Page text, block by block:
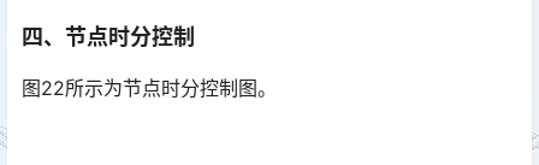
四、节点时分控制
图22所示为节点时分控制图。